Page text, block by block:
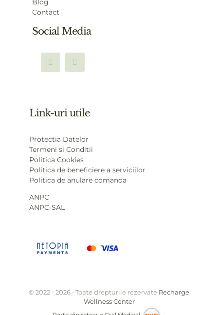
Blog
Contact
Social Media
Link-uri utile
Protectia Datelor
Termeni si Conditii
Politica Cookies
Politica de beneficiere a serviciilor
Politica de anulare comanda
ANPC
ANPC-SAL
© 2022 - 2026 • Toate drepturile rezervate Recharge
Wellness Center